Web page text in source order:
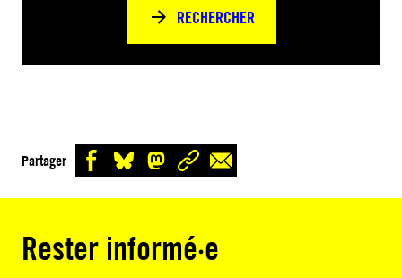
RECHERCHER
Partager
Rester informé·e